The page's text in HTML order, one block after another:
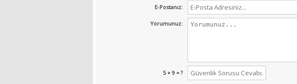
E-Postanız:
Yorumunuz:
5 + 9 = ?